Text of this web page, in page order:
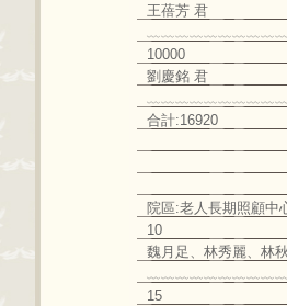
王蓓芳 君
10000
劉慶銘 君
合計:16920
院區:老人長期照顧中
10
魏月足、林秀麗、林
15